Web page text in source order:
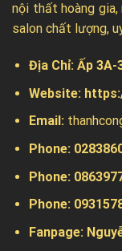
nội thất hoàng
salon chất lượng,
Địa Chỉ: Ấp 3A-
Website:
Email:
Phone:
Phone:
Phone:
Fanpage: